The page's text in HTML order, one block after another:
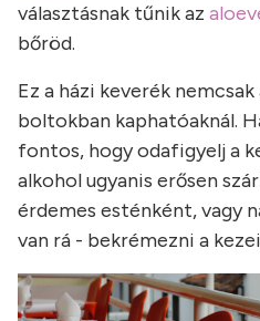
választásnak tűnik az
bőröd.
Ez a házi keverék
boltokban kaphatóaknál.
fontos, hogy odafigyelj a
alkohol ugyanis erősen
érdemes esténként, vagy
van rá - bekrémezni a